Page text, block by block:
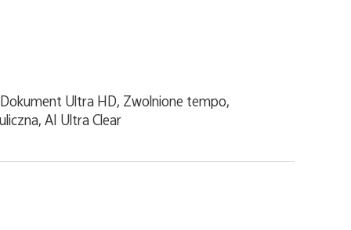
Ultra HD, Zwolnione tempo,
AI Ultra Clear